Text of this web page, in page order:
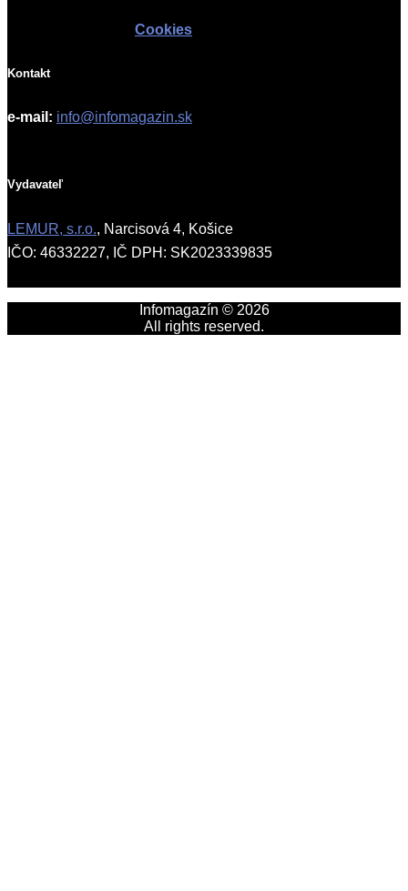
Cookies
Kontakt
e-mail: info@infomagazin.sk
Vydavateľ
LEMUR, s.r.o., Narcisová 4, Košice
IČO: 46332227, IČ DPH: SK2023339835
Infomagazín © 2026
All rights reserved.